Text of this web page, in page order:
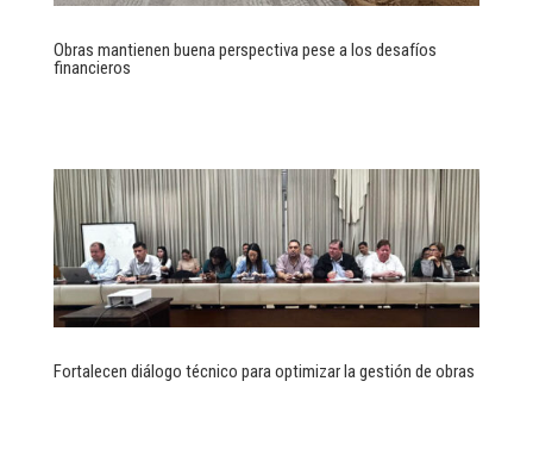
Obras mantienen buena perspectiva pese a los desafíos
financieros
Fortalecen diálogo técnico para optimizar la gestión de obras